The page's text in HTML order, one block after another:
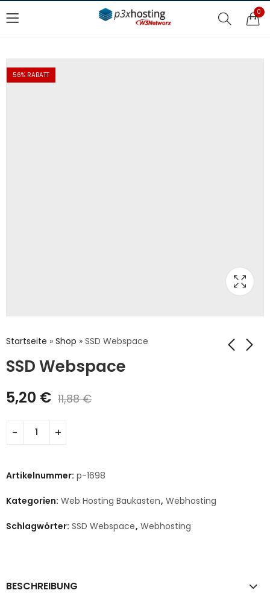
0
56% RABATT
Startseite » Shop » SSD Webspace
SSD Webspace
5,20 € 11,88€
Artikelnummer: p-1698
Kategorien: Web Hosting Baukasten, Webhosting
Schlagwörter: SSD Webspace, Webhosting
BESCHREIBUNG